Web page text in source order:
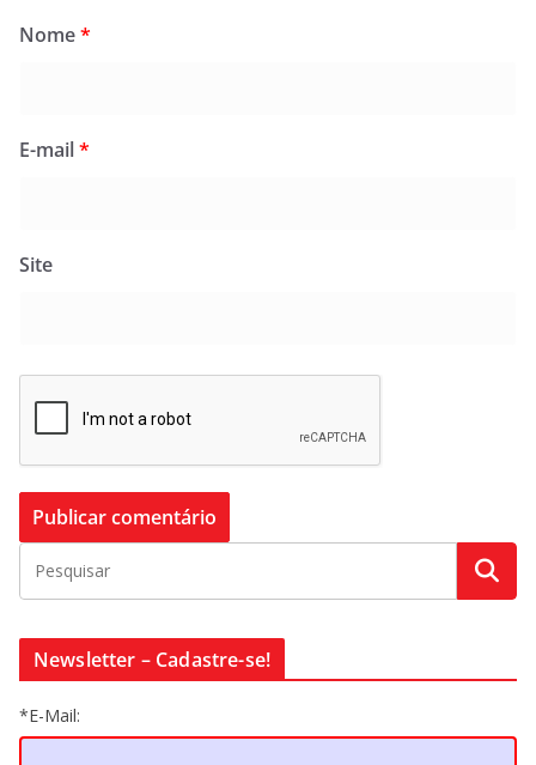
Nome*
E-mail*
Site
Newsletter – Cadastre-se!
*E-Mail: